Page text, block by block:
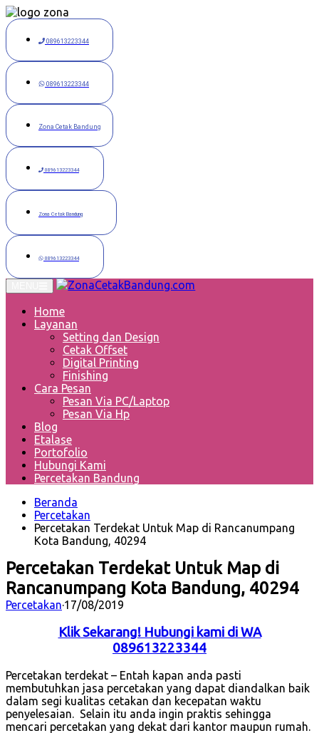
Langsung
ke
konten
089613223344
089613223344
Zona Cetak Bandung
089613223344
Zona Cetak Bandung
089613223344
Home
Layanan
Setting dan Design
Cetak Offset
Digital Printing
Finishing
Cara Pesan
Pesan Via PC/Laptop
Pesan Via Hp
Blog
Etalase
Portofolio
Hubungi Kami
Percetakan Bandung
Beranda
Percetakan
Percetakan Terdekat Untuk Map di Rancanumpang
Kota Bandung, 40294
Percetakan Terdekat Untuk Map di
Rancanumpang Kota Bandung, 40294
Percetakan·17/08/2019
Klik Sekarang! Hubungi kami di WA
089613223344
Percetakan terdekat – Entah kapan anda pasti
membutuhkan jasa percetakan yang dapat diandalkan baik
dalam segi kualitas cetakan dan kecepatan waktu
penyelesaian. Selain itu anda ingin praktis sehingga
mencari percetakan yang dekat dari kantor maupun rumah.